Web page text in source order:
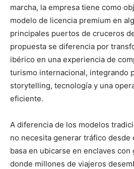
marcha, la empresa tiene como
modelo de licencia premium en
principales puertos de cruceros
propuesta se diferencia por
ibérico en una experiencia de
turismo internacional, integrando
storytelling, tecnología y una
eficiente.
A diferencia de los modelos
no necesita generar tráfico desde
basa en ubicarse en enclaves
donde millones de viajeros